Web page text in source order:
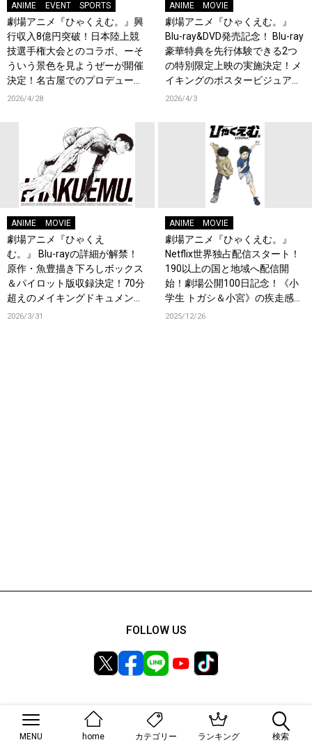
ANIME EVENT SPORTS
劇場アニメ『ひゃくえむ。』興
行収入8億円突破！日本陸上競
技選手権大会とのコラボ、ーそ
ういう景色を見ようぜーが開催
決定！名古屋でのプロデューサ
ーティーチインも開催！
2026/4/28
ANIME MOVIE
劇場アニメ『ひゃくえむ。』
Blu-ray&DVD発売記念！ Blu-ray
豪華特典を先行体験できる2つ
の特別限定上映の実施決定！メ
イキングのポスタービジュアル
＆予告編、場面写真解禁！
2026/4/3
ANIME MOVIE
劇場アニメ『ひゃくえ
む。』 Blu-rayの詳細が解禁！
原作・魚豊描き下ろしボックス
＆パイロット版収録決定！70分
超えのメイキングドキュメンタ
リーも収録！
2026/3/31
ANIME MOVIE
劇場アニメ『ひゃくえむ。』
Netflix世界独占配信スタート！
190以上の国と地域へ配信開
始！劇場公開100日記念！《小
学生 トガシ＆小宮》の疾走感あ
ふれるイラストが到着！
2025/12/26
MENU home カテゴリー ランキング 検索
ABOUT 会社概要
FOLLOW US